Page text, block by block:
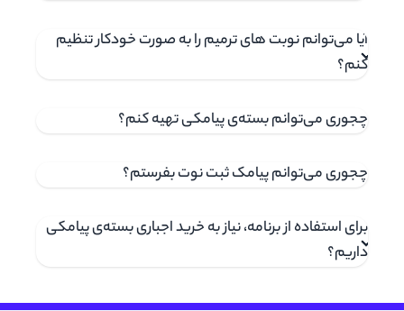
آیا می‌توانم نوبت های ترمیم را به صورت خودکار تنظیم
کنم؟
چجوری می‌توانم بسته‌ی پیامکی تهیه کنم؟
چجوری می‌توانم پیامک ثبت نوت بفرستم؟
برای استفاده از برنامه، نیاز به خرید اجباری بسته‌ی پیامکی
داریم؟